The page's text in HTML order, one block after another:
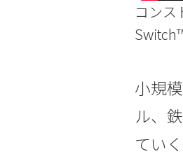
コンス
Switch™
小規
ル、
ていく